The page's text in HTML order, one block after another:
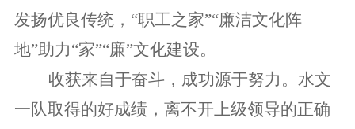
发扬优良传统，“职工之家”“廉洁文化阵
地”助力“家”“廉”文化建设。
收获来自于奋斗，成功源于努力。水文
一队取得的好成绩，离不开上级领导的正确